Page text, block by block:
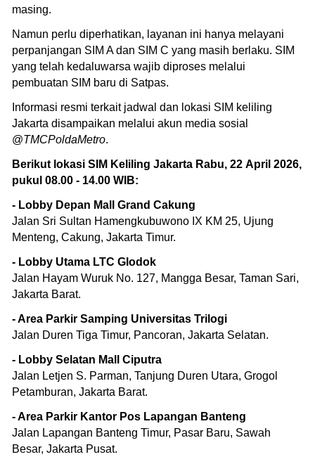
masing.
Namun perlu diperhatikan, layanan ini hanya melayani
perpanjangan SIM A dan SIM C yang masih berlaku. SIM
yang telah kedaluwarsa wajib diproses melalui
pembuatan SIM baru di Satpas.
Informasi resmi terkait jadwal dan lokasi SIM keliling
Jakarta disampaikan melalui akun media sosial
@TMCPoldaMetro.
Berikut lokasi SIM Keliling Jakarta Rabu, 22 April 2026,
pukul 08.00 - 14.00 WIB:
- Lobby Depan Mall Grand Cakung
Jalan Sri Sultan Hamengkubuwono IX KM 25, Ujung
Menteng, Cakung, Jakarta Timur.
- Lobby Utama LTC Glodok
Jalan Hayam Wuruk No. 127, Mangga Besar, Taman Sari,
Jakarta Barat.
- Area Parkir Samping Universitas Trilogi
Jalan Duren Tiga Timur, Pancoran, Jakarta Selatan.
- Lobby Selatan Mall Ciputra
Jalan Letjen S. Parman, Tanjung Duren Utara, Grogol
Petamburan, Jakarta Barat.
- Area Parkir Kantor Pos Lapangan Banteng
Jalan Lapangan Banteng Timur, Pasar Baru, Sawah
Besar, Jakarta Pusat.